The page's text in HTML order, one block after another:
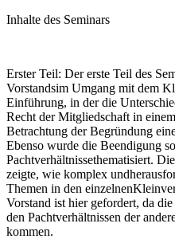
Inhalte des Seminars
Erster Teil: Der erste Teil des
Vorstandsim Umgang mit dem
Einführung, in der die
Recht der Mitgliedschaft in
Betrachtung der Begründung
Ebenso wurde die Beendigung
Pachtverhältnissethematisiert.
zeigte, wie komplex
Themen in den
Vorstand ist hier gefordert, da
den Pachtverhältnissen der
kommen.